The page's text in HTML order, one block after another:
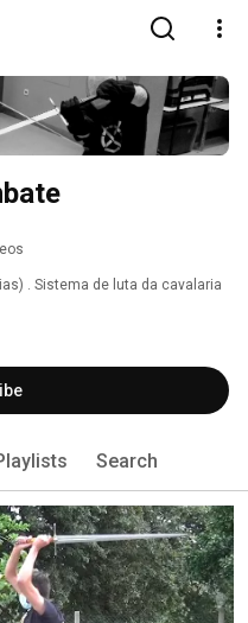
. Sistema de luta da cavalaria
Search